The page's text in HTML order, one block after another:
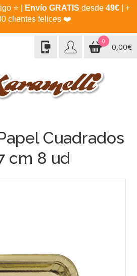
⭐ Envío GRATIS desde 49€| +
clientes felices ❤️
0
0,00€
Cuadrados
cm 8 ud